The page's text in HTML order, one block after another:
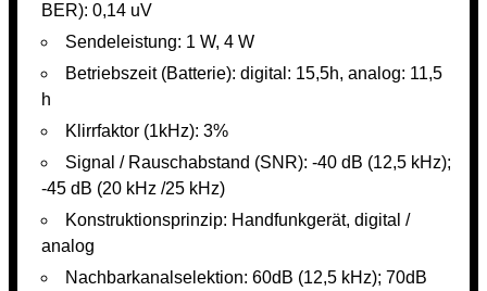
BER): 0,14 uV
Sendeleistung: 1 W, 4 W
Betriebszeit (Batterie): digital: 15,5h, analog: 11,5
h
Klirrfaktor (1kHz): 3%
Signal / Rauschabstand (SNR): -40 dB (12,5 kHz);
-45 dB (20 kHz /25 kHz)
Konstruktionsprinzip: Handfunkgerät, digital /
analog
Nachbarkanalselektion: 60dB (12,5 kHz); 70dB